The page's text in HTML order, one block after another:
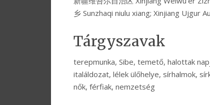
乡 Sunzhaqi niulu xiang; Xinjiang Ujgur
Tárgyszavak
terepmunka, Sibe, temető, halottak
italáldozat, lélek ülőhelye, sírhalmok,
nők, férfiak, nemzetség